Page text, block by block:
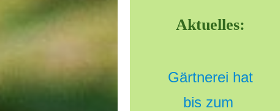
Aktuelles:
Gärtnerei hat
bis zum